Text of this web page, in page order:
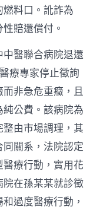
料口。訛詐為
賠還償付。
醫聯合病院退還
療專家停止徵詢
非急危重癥，且
公費。該病院為
由市場調理，其
關系，法院認定
療行動，實用花
在孫某某就診徵
過度醫療行動，